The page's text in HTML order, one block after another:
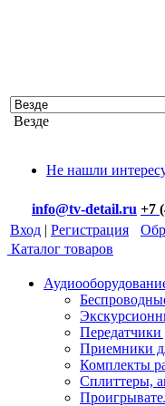
Везде
Не нашли
info@tv-detail.ru +7
Вход | Регистрация
Каталог товаров
Передатчики
Приемники
Комплекты
Сплиттеры,